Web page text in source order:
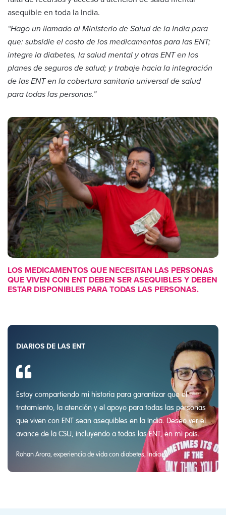
asequible en toda la India.
“Hago un llamado al Ministerio de Salud de la India para
que: subsidie el costo de los medicamentos para las ENT;
integre la diabetes, la salud mental y otras ENT en los
planes de seguros de salud; y trabaje hacia la integración
de las ENT en la cobertura sanitaria universal de salud
para todas las personas.”
LOS MEDICAMENTOS QUE NECESITAN LAS PERSONAS
QUE VIVEN CON ENT DEBEN SER ASEQUIBLES Y DEBEN
ESTAR DISPONIBLES PARA TODAS LAS PERSONAS.
DIARIOS DE LAS ENT
Estoy compartiendo mi historia para garantizar que el
tratamiento, la atención y el apoyo para todas las personas
que viven con ENT sean asequibles en la India. Deseo ver el
avance de la CSU, incluyendo a todas las ENT, en mi país.
Rohan Arora, experiencia de vida con diabetes, India